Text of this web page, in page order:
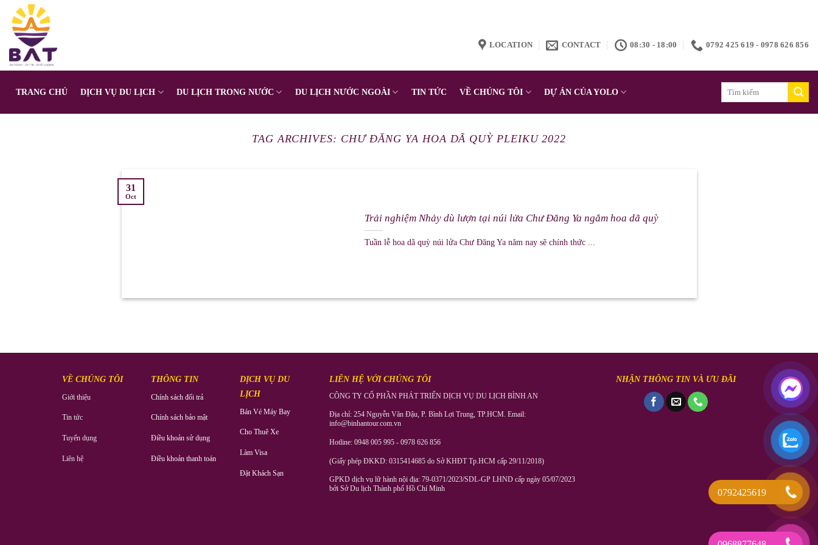
content
LOCATION CONTACT 08:30 - 18:00 0792 425 619 - 0978 626 856
TRANG CHỦ DỊCH VỤ DU LỊCH DU LỊCH TRONG NƯỚC DU LỊCH NƯỚC NGOÀI TIN TỨC VỀ CHÚNG TÔI DỰ ÁN CỦA YOLO
TAG ARCHIVES: CHƯ ĐĂNG YA HOA DÃ QUỲ PLEIKU 2022
Trải nghiệm Nhảy dù lượn tại núi lửa Chư Đăng Ya ngắm hoa dã quỳ
Tuần lễ hoa dã quỳ núi lửa Chư Đăng Ya năm nay sẽ chính thức ...
31
Oct
VỀ CHÚNG TÔI
Giới thiệu
Tin tức
Tuyển dụng
Liên hệ
THÔNG TIN
Chính sách đổi trả
Chính sách bảo mật
Điều khoản sử dụng
Điều khoản thanh toán
DỊCH VỤ DU
LỊCH
Bán Vé Máy Bay
Cho Thuê Xe
Làm Visa
Đặt Khách Sạn
LIÊN HỆ VỚI CHÚNG TÔI
CÔNG TY CỔ PHẦN PHÁT TRIỂN DỊCH VỤ DU LỊCH BÌNH AN
Địa chỉ: 254 Nguyễn Văn Đậu, P. Bình Lợi Trung, TP.HCM. Email:
info@binhantour.com.vn
Hotline: 0948 005 995 - 0978 626 856
(Giấy phép ĐKKD: 0315414685 do Sở KHĐT Tp.HCM cấp 29/11/2018)
GPKD dịch vụ lữ hành nội địa: 79-0371/2023/SDL-GP LHND cấp ngày 05/07/2023
bởi Sở Du lịch Thành phố Hồ Chí Minh
NHẬN THÔNG TIN VÀ ƯU ĐÃI
0792425619